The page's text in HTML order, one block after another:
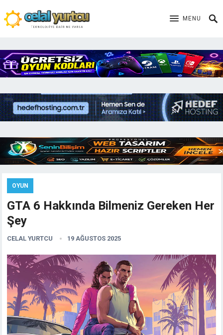
MENU
OYUN
GTA 6 Hakkında Bilmeniz Gereken Her
Şey
CELAL YURTCU 19 AĞUSTOS 2025